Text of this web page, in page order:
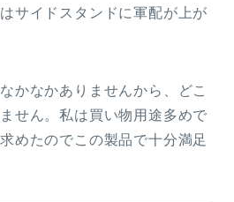
サイドスタンドに軍配が上が
かなかありませんから、どこ
せん。私は買い物用途多めで
めたのでこの製品で十分満足